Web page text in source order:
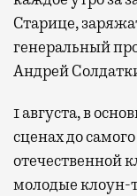
Старице,
генеральный
Андрей
1 августа, в
сценах до
отечественной
молодые клоун-